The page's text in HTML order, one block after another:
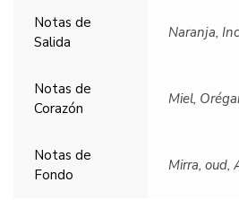
Notas de
Salida
Naranja,
Notas de
Corazón
Miel,
Notas de
Fondo
Mirra, oud,